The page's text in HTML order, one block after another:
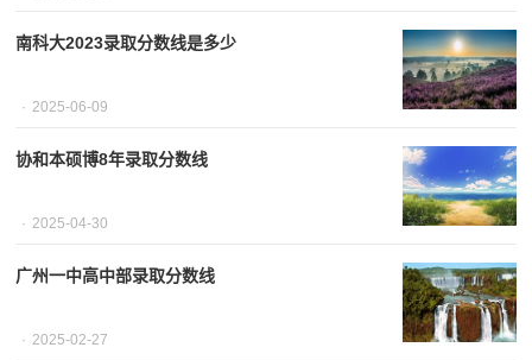
南科大2023录取分数线是多少
2025-06-09
协和本硕博8年录取分数线
2025-04-30
广州一中高中部录取分数线
2025-02-27